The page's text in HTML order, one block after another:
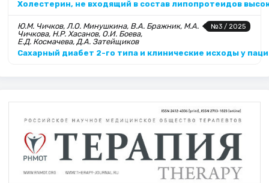
Холестерин, не входящий в состав липопротеидов
№3 / 2025
Ю.М. Чичков, Л.О. Минушкина, В.А. Бражник, М.А.
Чичкова, Н.Р. Хасанов, О.И. Боева,
Е.Д. Космачева, Д.А. Затейщиков
Сахарный диабет 2-го типа и клинические исходы у